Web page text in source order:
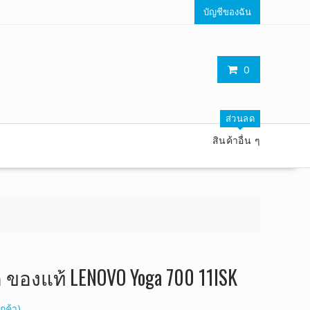
บัญชีของฉัน
0
ส่วนลด
สินค้าอื่น ๆ
แท้ LENOVO Yoga 700 11ISK